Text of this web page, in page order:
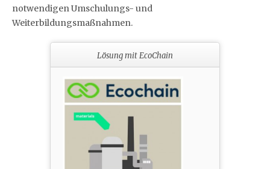
notwendigen Umschulungs- und
Weiterbildungsmaßnahmen.
Lösung mit EcoChain